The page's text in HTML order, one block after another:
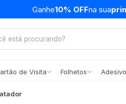
Ganhe10% OFFna sua
de Visita Folhetos